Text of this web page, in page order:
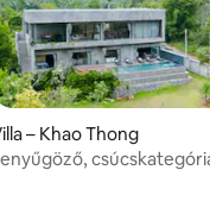
– Khao Thong